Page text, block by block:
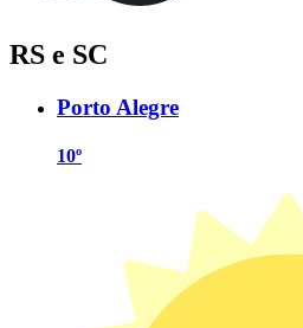
RS e SC
Porto Alegre
10º